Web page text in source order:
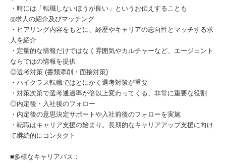
・時には「転職しないほうが良い」というお伝えすることも
◎求人の紹介及びマッチング
・ヒアリング内容をもとに、経歴やキャリアの志向性とマッチする求
人を紹介
・定量的な情報だけではなく雰囲気やカルチャーなど、エージェント
ならではの情報を提供
◎選考対策 (書類添削・面接対策)
・ハイクラス転職ではとにかく選考対策が重要
・対策次第で選考通過率が倍以上変わってくる、非常に重要な役割
◎内定後・入社後のフォロー
・内定後の意思決定サポートや入社前後のフォローを実施
・転職はキャリア支援の始まり。長期的なキャリアアップ支援に向け
て継続的にコンタクト
■多様なキャリアパス：